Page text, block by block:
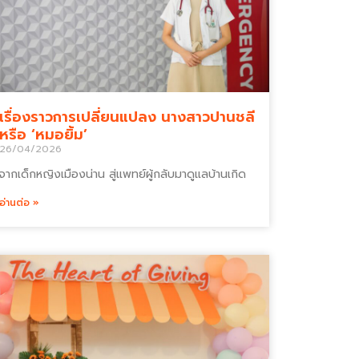
รื่องราวการเปลี่ยนแปลง นางสาวปานชลี
รือ ‘หมอยิ้ม’
04/2026
ากเด็กหญิงเมืองน่าน สู่แพทย์ผู้กลับมาดูแลบ้านเกิด
านต่อ »